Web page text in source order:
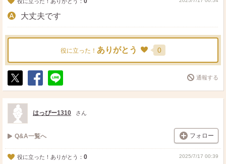
大丈夫です
役に立った！ ありがとう 0
ポ
ス
ト
シ
ェ
送
る
通報する
はっぴー1310 さん
Q&A一覧へ フォロー
役に立った！ありがとう： 0 2025/7/17 00:39